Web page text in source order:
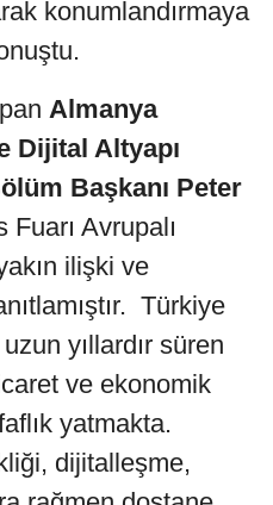
konumlandırmaya
Almanya
Dijital Altyapı
Başkanı Peter
Fuarı Avrupalı
ilişki ve
Türkiye
yıllardır süren
ve ekonomik
yatmakta.
dijitalleşme,